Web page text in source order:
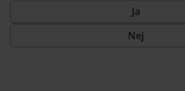
Ja
Nej